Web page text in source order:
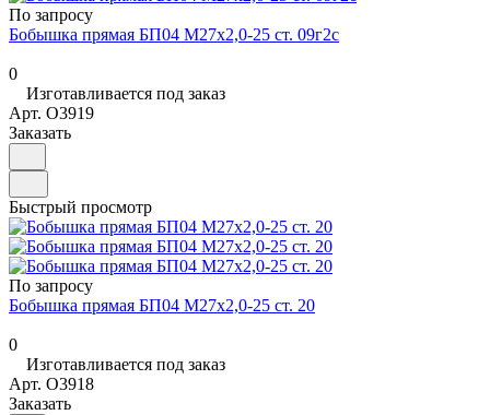
По запросу
Бобышка прямая БП04 М27х2,0-25 ст. 09г2с
0
Изготавливается под заказ
Арт. O3919
Заказать
Быстрый просмотр
По запросу
Бобышка прямая БП04 М27х2,0-25 ст. 20
0
Изготавливается под заказ
Арт. O3918
Заказать